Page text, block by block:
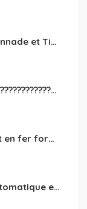
Patch Voile Brodé Cotonnade et Tinu Minu de l’Inde ???????? ????
???????????????????? ????́???????????????????????????????????????? à vendre
Des lit superposés ou lit en fer forgé grande classes disponible
*Kia K7* *Année 2015 Automatique essence ⛽️ 4 cylindres 2.0